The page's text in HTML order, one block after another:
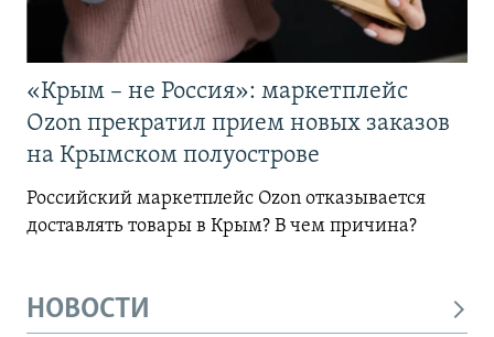
«Крым – не Россия»: маркетплейс
Ozon прекратил прием новых заказов
на Крымском полуострове
Российский маркетплейс Ozon отказывается
доставлять товары в Крым? В чем причина?
НОВОСТИ